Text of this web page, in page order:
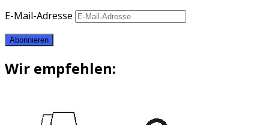
E-Mail-Adresse
Abonnieren
Wir empfehlen: